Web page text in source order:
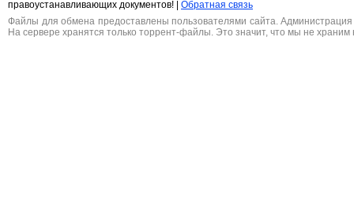
правоустанавливающих документов! |
Обратная связь
Файлы для обмена предоставлены пользователями сайта. Администрация
На сервере хранятся только торрент-файлы. Это значит, что мы не